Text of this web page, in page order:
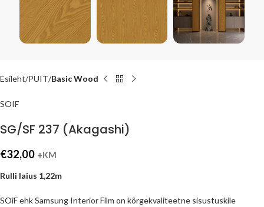
Esileht PUIT Basic Wood
SOIF
SG/SF 237 (Akagashi)
€32,00 +KM
Rulli laius 1,22m
SOiF ehk Samsung Interior Film on kõrgekvaliteetne sisustuskile